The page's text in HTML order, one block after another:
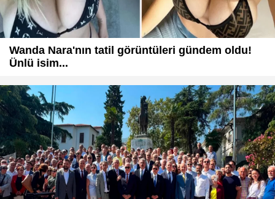
Wanda Nara'nın tatil görüntüleri gündem oldu!
Ünlü isim...